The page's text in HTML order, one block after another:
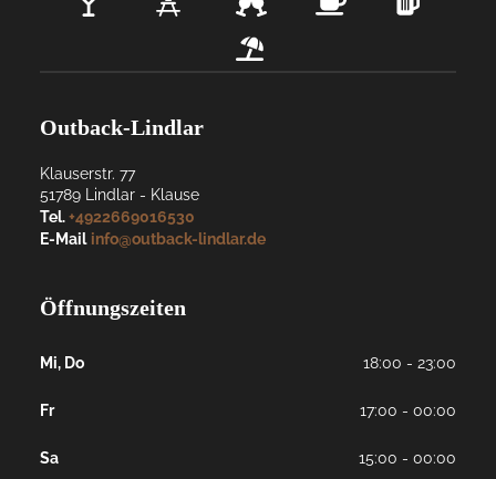
Outback-Lindlar
Klauserstr. 77
51789
Lindlar - Klause
Tel.+4922669016530
E-Mail info@outback-lindlar.de
Öffnungszeiten
Mi, Do 18:00 - 23:00
Fr 17:00 - 00:00
Sa 15:00 - 00:00